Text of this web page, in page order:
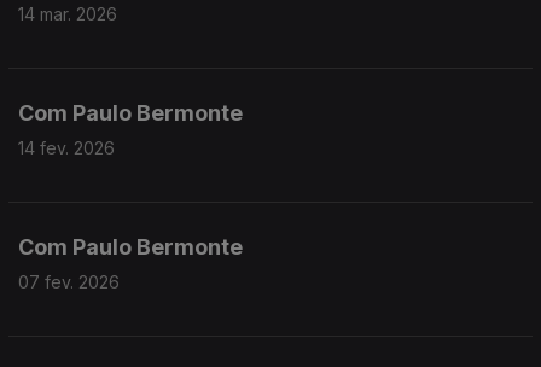
14 mar. 2026
Com Paulo Bermonte
14 fev. 2026
Com Paulo Bermonte
07 fev. 2026